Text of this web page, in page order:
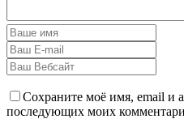
Сохраните моё имя, email и
последующих моих